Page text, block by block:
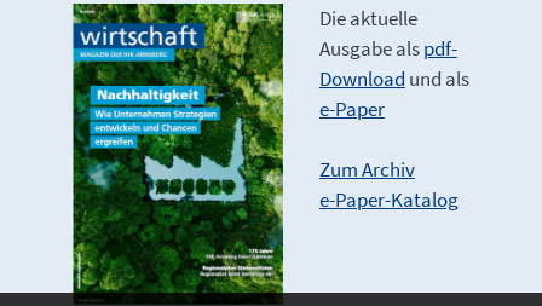
Die aktuelle
Ausgabe alspdf-
Download und als
e-Paper
Zum Archiv
e-Paper-Katalog